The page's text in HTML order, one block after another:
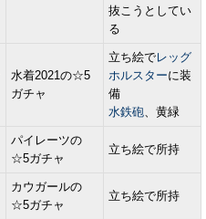
抜こうとしてい
る
水着2021の☆5
ガチャ
立ち絵でレッグ
ホルスターに装
備
水鉄砲、黄緑
パイレーツの
☆5ガチャ
立ち絵で所持
カウガールの
☆5ガチャ
立ち絵で所持